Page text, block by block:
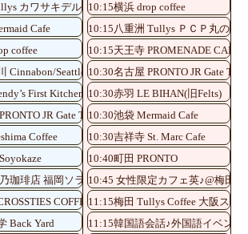
カワサキデルタ店
Cafe
coffee
Cinnabon/Seattle's Best Coffee
First Kitchen
JR Gate Tower Store
Coffee
珈琲店 福岡ソラリア店
COFFEE
Back Yard
10:15横浜 drop coffee
10:15八重洲 Tullys ＰＣＰ丸の内
10:15天王寺 PROMENADE CAFE
10:30名古屋 PRONTO JR Gate
10:30赤羽 LE BIHAN(旧Felts)
10:30池袋 Mermaid Cafe
10:30吉祥寺 St. Marc Cafe
10:40町田 PRONTO
10:45 女性限定カフェ英♪@梅田
11:15梅田 Tullys Coffee 大阪ステ
11:15韓国語会話♪外国語イベント